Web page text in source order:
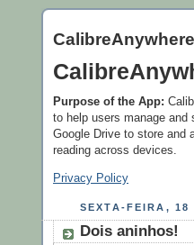
Purpose of the App:
to help users manage
Google Drive to store and
reading across devices.
Privacy Policy
SEXTA-FEIRA, 18
Dois aninhos!